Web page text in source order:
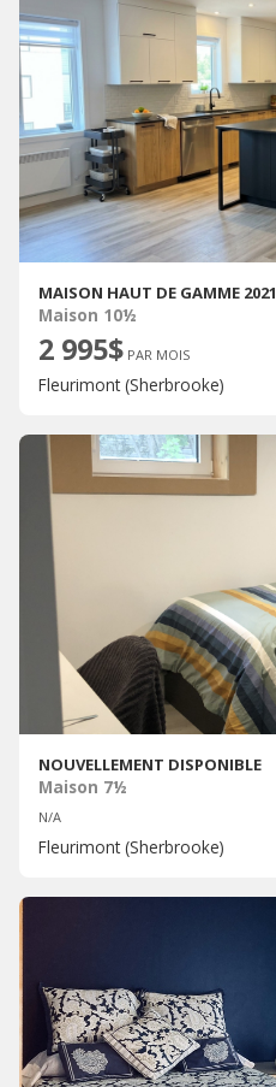
MAISON HAUT DE GAMME 2021
Maison 10½
2 995$ PAR MOIS
Fleurimont (Sherbrooke)
NOUVELLEMENT DISPONIBLE
Maison 7½
N/A
Fleurimont (Sherbrooke)